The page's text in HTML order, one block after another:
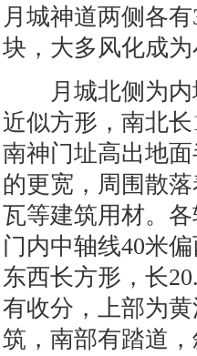
月城神道两侧各
块，大多风化成
月城北侧为内
近似方形，南北
南神门址高出地
的更宽，周围散
瓦等建筑用材。
门内中轴线40米
东西长方形，长
有收分，上部为
筑，南部有踏道